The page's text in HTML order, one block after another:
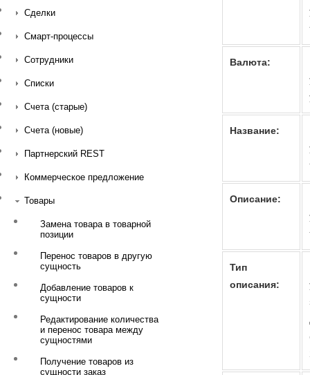
Сделки
Смарт-процессы
Сотрудники
Списки
Счета (старые)
Счета (новые)
Партнерский REST
Коммерческое предложение
Товары
Замена товара в товарной
позиции
Перенос товаров в другую
сущность
Добавление товаров к
сущности
Редактирование количества
и перенос товара между
сущностями
Получение товаров из
сущности заказ
Валюта:
Название:
Описание:
Тип
описания: